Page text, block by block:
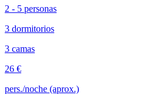
2 - 5 personas
3 dormitorios
3 camas
26 €
pers./noche (aprox.)